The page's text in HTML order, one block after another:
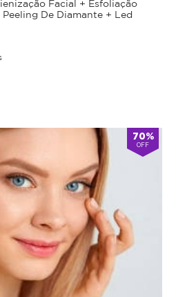
Facial + Esfoliação
De Diamante + Led
70%
OFF